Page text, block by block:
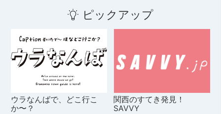
ピックアップ
ウラなんばで、どこ行こ
か〜？
関西のすてき発見！
SAVVY